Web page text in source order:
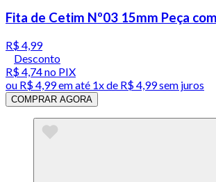
Fita de Cetim Nº03 15mm Peça
R$ 4,99
Desconto
R$ 4,74no PIX
ou R$ 4,99em até 1x de R$ 4,99sem juros
COMPRAR AGORA